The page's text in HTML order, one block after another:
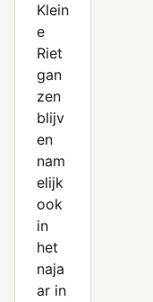
Klein
e
Riet
gan
zen
blijv
en
nam
elijk
ook
in
het
naja
ar in